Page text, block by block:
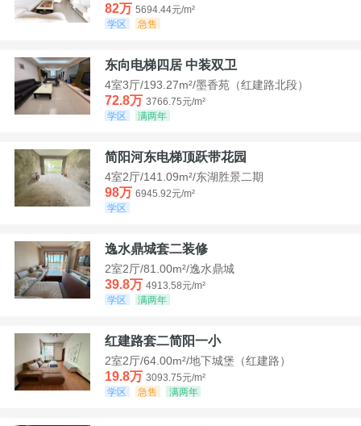
82万 5694.44元/m²
学区
急售
东向电梯四居 中装双卫
4室3厅/193.27m²/墨香苑（红建路北段）
72.8万 3766.75元/m²
学区
满两年
简阳河东电梯顶跃带花园
4室2厅/141.09m²/东湖胜景二期
98万 6945.92元/m²
学区
逸水鼎城套二装修
2室2厅/81.00m²/逸水鼎城
39.8万 4913.58元/m²
学区
满两年
红建路套二简阳一小
2室2厅/64.00m²/地下城堡（红建路）
19.8万 3093.75元/m²
学区
急售 满两年